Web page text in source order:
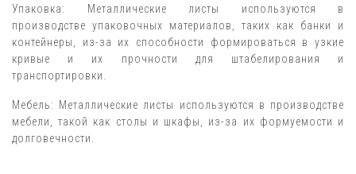
Упаковка: Металлические листы используются в
производстве упаковочных материалов, таких как банки и
контейнеры, из-за их способности формироваться в узкие
кривые и их прочности для штабелирования и
транспортировки.
Мебель: Металлические листы используются в производстве
мебели, такой как столы и шкафы, из-за их формуемости и
долговечности.